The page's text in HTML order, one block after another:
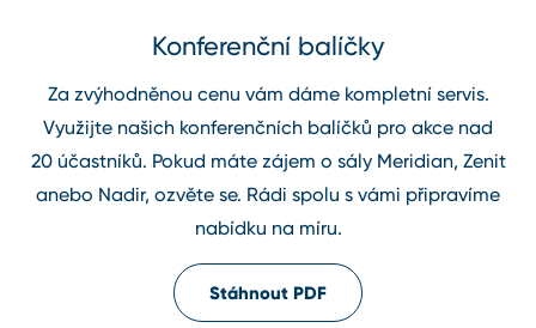
Konferenční balíčky
Za zvýhodněnou cenu vám dáme kompletní servis.
Využijte našich konferenčních balíčků pro akce nad
20 účastníků. Pokud máte zájem o sály Meridian, Zenit
anebo Nadir, ozvěte se. Rádi spolu s vámi připravíme
nabídku na míru.
Stáhnout PDF